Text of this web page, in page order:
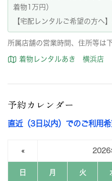
着物1万円）
【宅配レンタルご希望の方へ】
所属店舗の営業時間、住所等は
着物レンタルあき 横浜店
予約カレンダー
直近（3日以内）でのご利用
« 2026
日 月 火